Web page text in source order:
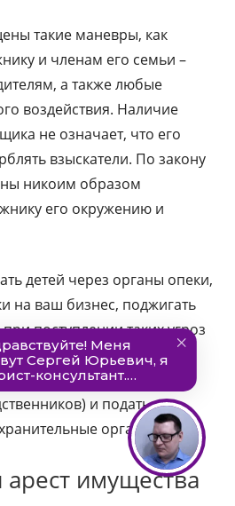
такие маневры, как
и членам его семьи –
а также любые
воздействия. Наличие
не означает, что его
взыскатели. По закону
никоим образом
его окружению и
детей через органы опеки,
на ваш бизнес, поджигать
поступлении таких угроз
их (на диктофон или,
свидетелей соседей/
и подать
органы.
имущества